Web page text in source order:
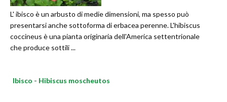
L' ibisco è un arbusto di medie dimensioni, ma spesso può
presentarsi anche sottoforma di erbacea perenne. L'hibiscus
coccineus è una pianta originaria dell'America settentrionale
che produce sottili ...
Ibisco - Hibiscus moscheutos